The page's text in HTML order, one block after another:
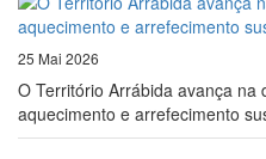
25 Mai 2026
O Território Arrábida avança na
aquecimento e arrefecimento